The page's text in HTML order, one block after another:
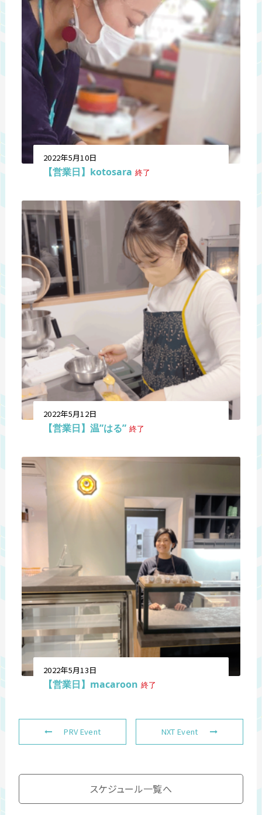
2022年5月10日
【営業日】kotosara 終了
2022年5月12日
【営業日】温”はる” 終了
2022年5月13日
【営業日】macaroon 終了
PRV Event NXT Event
スケジュール一覧へ